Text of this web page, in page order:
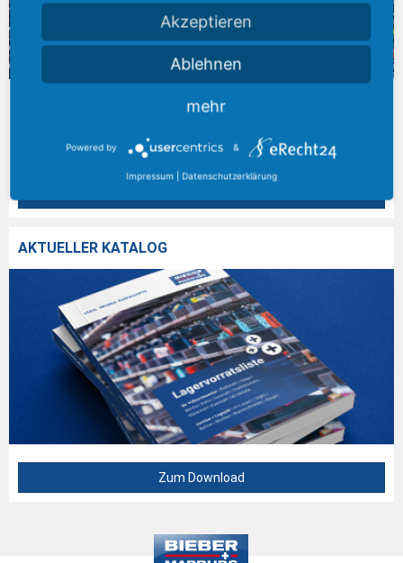
Am Standort Gießen entstand in den letzten Jahren das größte
Stahlhandels- und –Logistikzentrum zwischen Kassel, Karlsruhe
AKTUELLER KATALOG
Zum Download
Akzeptieren
Ablehnen
mehr
Powered by &
Impressum Datenschutzerklärung